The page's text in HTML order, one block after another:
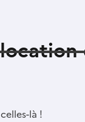
là !